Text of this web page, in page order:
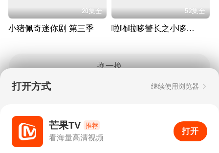
20集全
小猪佩奇迷你剧 第三季
52集全
啦咘啦哆警长之小哆哆守护计划
换一换
0
打开APP
打开方式 继续使用浏览器
芒果TV 推荐
看海量高清视频
打开